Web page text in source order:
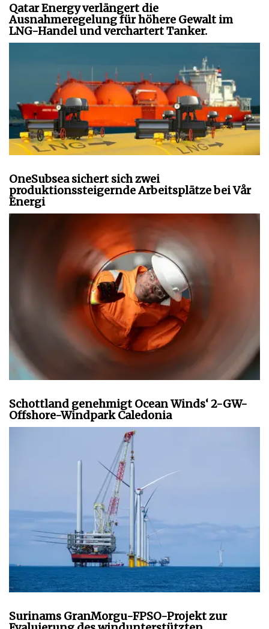
Qatar Energy verlängert die
Ausnahmeregelung für höhere Gewalt im
LNG-Handel und verchartert Tanker.
OneSubsea sichert sich zwei
produktionssteigernde Arbeitsplätze bei Vår
Energi
Schottland genehmigt Ocean Winds‘ 2-GW-
Offshore-Windpark Caledonia
Surinams GranMorgu-FPSO-Projekt zur